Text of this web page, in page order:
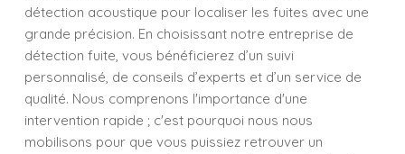
détection acoustique pour localiser les fuites avec une
grande précision. En choisissant notre entreprise de
détection fuite, vous bénéficierez d’un suivi
personnalisé, de conseils d’experts et d’un service de
qualité. Nous comprenons l'importance d'une
intervention rapide ; c'est pourquoi nous nous
mobilisons pour que vous puissiez retrouver un